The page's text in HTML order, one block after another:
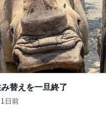
替えを一旦終了
1日前